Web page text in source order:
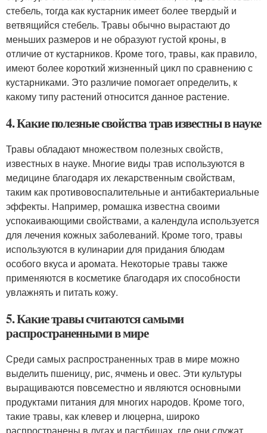
стебель, тогда как кустарник имеет более твердый и
ветвящийся стебель. Травы обычно вырастают до
меньших размеров и не образуют густой кроны, в
отличие от кустарников. Кроме того, травы, как правило,
имеют более короткий жизненный цикл по сравнению с
кустарниками. Это различие помогает определить, к
какому типу растений относится данное растение.
4. Какие полезные свойства трав известны в науке
Травы обладают множеством полезных свойств,
известных в науке. Многие виды трав используются в
медицине благодаря их лекарственным свойствам,
таким как противовоспалительные и антибактериальные
эффекты. Например, ромашка известна своими
успокаивающими свойствами, а календула используется
для лечения кожных заболеваний. Кроме того, травы
используются в кулинарии для придания блюдам
особого вкуса и аромата. Некоторые травы также
применяются в косметике благодаря их способности
увлажнять и питать кожу.
5. Какие травы считаются самыми
распространенными в мире
Среди самых распространенных трав в мире можно
выделить пшеницу, рис, ячмень и овес. Эти культуры
выращиваются повсеместно и являются основными
продуктами питания для многих народов. Кроме того,
такие травы, как клевер и люцерна, широко
распространены в лугах и пастбищах, где они служат